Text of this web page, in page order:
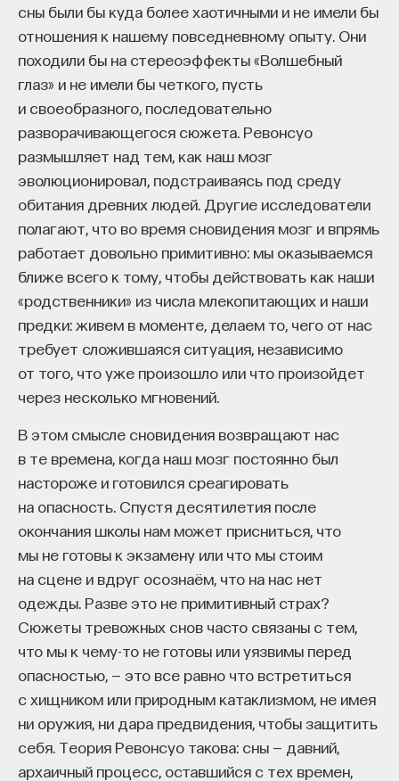
сны были бы куда более хаотичными и не имели бы
отношения к нашему повседневному опыту. Они
походили бы на стереоэффекты «Волшебный
глаз» и не имели бы четкого, пусть
и своеобразного, последовательно
разворачивающегося сюжета. Ревонсуо
размышляет над тем, как наш мозг
эволюционировал, подстраиваясь под среду
обитания древних людей. Другие исследователи
полагают, что во время сновидения мозг и впрямь
работает довольно примитивно: мы оказываемся
ближе всего к тому, чтобы действовать как наши
«родственники» из числа млекопитающих и наши
предки: живем в моменте, делаем то, чего от нас
требует сложившаяся ситуация, независимо
от того, что уже произошло или что произойдет
через несколько мгновений.
В этом смысле сновидения возвращают нас
в те времена, когда наш мозг постоянно был
настороже и готовился среагировать
на опасность. Спустя десятилетия после
окончания школы нам может присниться, что
мы не готовы к экзамену или что мы стоим
на сцене и вдруг осознаём, что на нас нет
одежды. Разве это не примитивный страх?
Сюжеты тревожных снов часто связаны с тем,
что мы к чему-то не готовы или уязвимы перед
опасностью, — это все равно что встретиться
с хищником или природным катаклизмом, не имея
ни оружия, ни дара предвидения, чтобы защитить
себя. Теория Ревонсуо такова: сны — давний,
архаичный процесс, оставшийся с тех времен,
Naukka Talents— это не просто рекрутинговый
сервис, а комплексная платформа поддержки
специалистов на пути к карьере в глобальных
инновационных индустриях. Сервис помогает
преодолеть существующие барьеры через
обучение, карьерное сопровождение и прямые
связи с компаниями, заинтересованными
ввысококвалифицированныхкадрах.​
путь в инновационных индустриях:
Учёных, инженеров и исследователей
с опытом работы в научной сфере;
Специалистов с STEM-образованием,
желающих сменить сферу деятельности;
Тех, кто пока не имеет достаточного опыта
работы в индустрии, но стремится развивать
необходимые навыки.
Для уже готовых специалистов достаточно
оставить информацию о себе: образование, опыт
работы, навыки, интересы и владение
иностранными языками. КомандаNaukka Talents
будет искать, где эти навыки могут быть
применены, и поможет найти международную
deep tech или биотех компанию, где человек
сможет раскрыть свои таланты.​ Для тех, кто ещё
набирается опыта, сервис предлагает вебинары
и индивидуальные консультации, чтобы понять,
как развить необходимые навыки. Позднее будет
запущена серия спецпроектов, рассказывающих
о разных индустриях и их устройстве.​